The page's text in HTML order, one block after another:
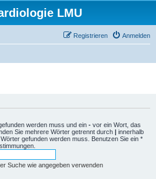
LMU
Anmelden
Registrieren
werden muss und ein - vor ein Wort, das
Sie mehrere Wörter getrennt durch | innerhalb
gefunden werden muss. Benutzen Sie ein *
Suche wie angegeben verwenden